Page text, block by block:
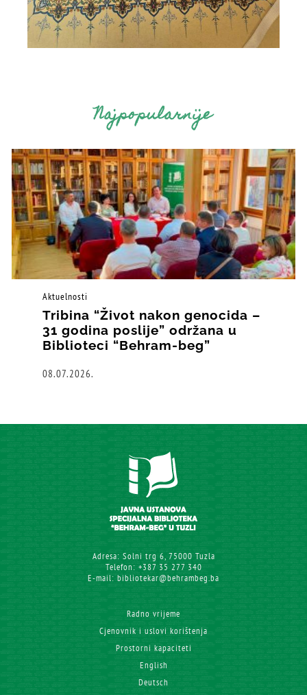
Najpopularnije
Aktuelnosti
Tribina “Život nakon genocida –
31 godina poslije” održana u
Biblioteci “Behram-beg”
08.07.2026.
Adresa: Solni trg 6, 75000 Tuzla
Telefon: +387 35 277 340
E-mail: bibliotekar@behrambeg.ba
Radno vrijeme
Cjenovnik i uslovi korištenja
Prostorni kapaciteti
English
Deutsch